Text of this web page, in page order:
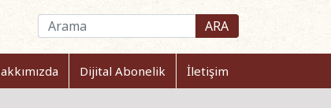
ARA
Dijital Abonelik İletişim